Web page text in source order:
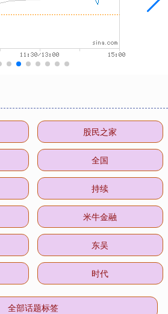
股民之家
全国
持续
米牛金融
东吴
时代
全部话题标签